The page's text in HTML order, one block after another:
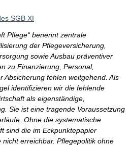
SGB XI
Pflege“ benennt zentrale
der Pflegeversicherung,
sowie Ausbau präventiver
zu Finanzierung, Personal,
Absicherung fehlen weitgehend. Als
identifizieren wir die fehlende
als eigenständige,
Sie ist eine tragende Voraussetzung
Ohne die systematische
sind die im Eckpunktepapier
erreichbar. Pflegepolitik ohne